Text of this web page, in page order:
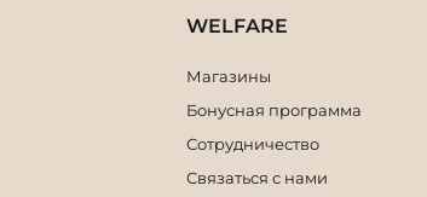
WELFARE
Магазины
Бонусная программа
Сотрудничество
Связаться с нами